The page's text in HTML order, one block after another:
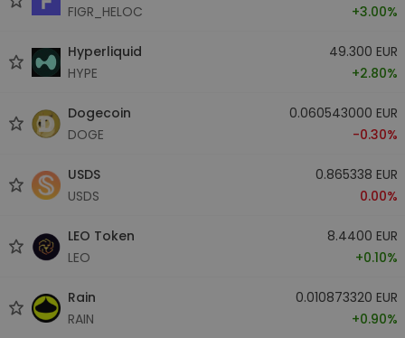
FIGR_HELOC
+3.00%
Hyperliquid
HYPE
49.300 EUR
+2.80%
Dogecoin
DOGE
0.060543000 EUR
-0.30%
USDS
USDS
0.865338 EUR
0.00%
LEO Token
LEO
8.4400 EUR
+0.10%
Rain
RAIN
0.010873320 EUR
+0.90%